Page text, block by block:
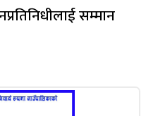
सम्मान